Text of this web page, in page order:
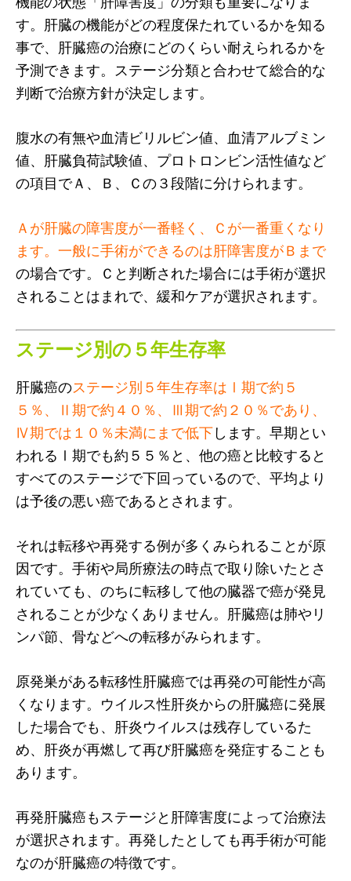
す。肝臓の機能がどの程度保たれているかを知る
事で、肝臓癌の治療にどのくらい耐えられるかを
予測できます。ステージ分類と合わせて総合的な
判断で治療方針が決定します。
腹水の有無や血清ビリルビン値、血清アルブミン
値、肝臓負荷試験値、プロトロンビン活性値など
の項目でＡ、Ｂ、Ｃの３段階に分けられます。
Ａが肝臓の障害度が一番軽く、Ｃが一番重くなり
ます。一般に手術ができるのは肝障害度がＢまで
の場合です。Ｃと判断された場合には手術が選択
されることはまれで、緩和ケアが選択されます。
ステージ別の５年生存率
肝臓癌のステージ別５年生存率はⅠ期で約５
５％、Ⅱ期で約４０％、Ⅲ期で約２０％であり、
Ⅳ期では１０％未満にまで低下します。早期とい
われるⅠ期でも約５５％と、他の癌と比較すると
すべてのステージで下回っているので、平均より
は予後の悪い癌であるとされます。
それは転移や再発する例が多くみられることが原
因です。手術や局所療法の時点で取り除いたとさ
れていても、のちに転移して他の臓器で癌が発見
されることが少なくありません。肝臓癌は肺やリ
ンパ節、骨などへの転移がみられます。
原発巣がある転移性肝臓癌では再発の可能性が高
くなります。ウイルス性肝炎からの肝臓癌に発展
した場合でも、肝炎ウイルスは残存しているた
め、肝炎が再燃して再び肝臓癌を発症することも
あります。
再発肝臓癌もステージと肝障害度によって治療法
が選択されます。再発したとしても再手術が可能
なのが肝臓癌の特徴です。